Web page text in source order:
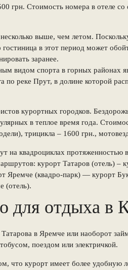
грн. Стоимость номера в отеле
выше, чем летом.
в этот период может
заранее.
видом спорта в горных районах
по реке Прут, в долине которой
курортных городков.
в теплое время года.
трицикла – 1600 грн.,
квадроциклах протяженностью
курорт Татаров (отель) –
Яремче (квадро-парк) — курорт
(отель).
отдыха в
в Яремче или наоборот
поездом или электричкой.
что курорт имеет более удобную